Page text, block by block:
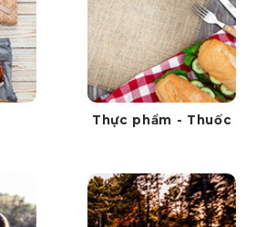
Thực phẩm - Thuốc